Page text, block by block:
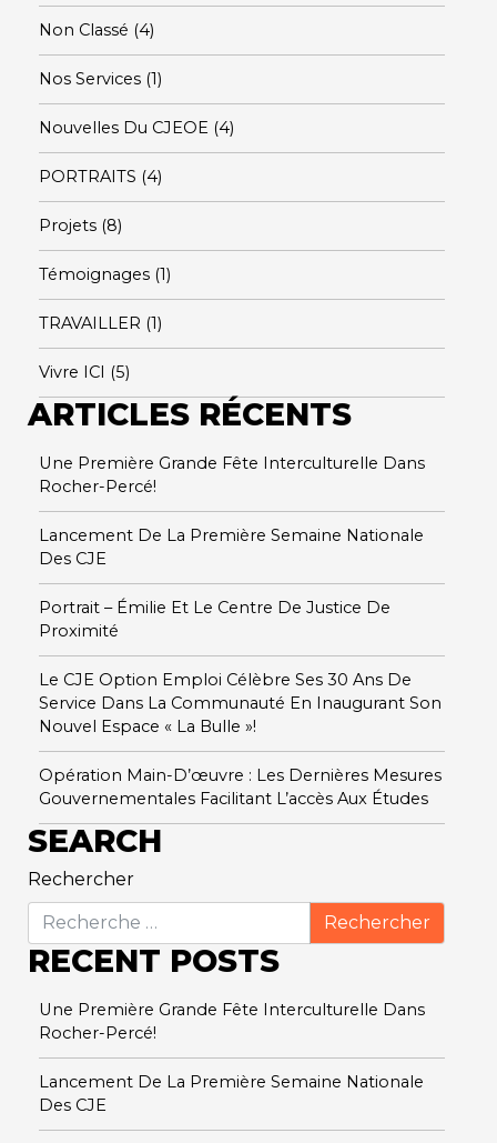
Non Classé (4)
Nos Services (1)
Nouvelles Du CJEOE (4)
PORTRAITS (4)
Projets (8)
Témoignages (1)
TRAVAILLER (1)
Vivre ICI (5)
ARTICLES RÉCENTS
Une Première Grande Fête Interculturelle Dans
Rocher-Percé!
Lancement De La Première Semaine Nationale
Des CJE
Portrait – Émilie Et Le Centre De Justice De
Proximité
Le CJE Option Emploi Célèbre Ses 30 Ans De
Service Dans La Communauté En Inaugurant Son
Nouvel Espace « La Bulle »!
Opération Main-D’œuvre : Les Dernières Mesures
Gouvernementales Facilitant L’accès Aux Études
SEARCH
Rechercher
RECENT POSTS
Une Première Grande Fête Interculturelle Dans
Rocher-Percé!
Lancement De La Première Semaine Nationale
Des CJE